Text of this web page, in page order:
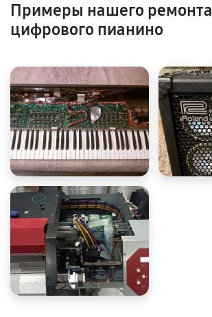
Примеры нашего ремонта
цифрового пианино